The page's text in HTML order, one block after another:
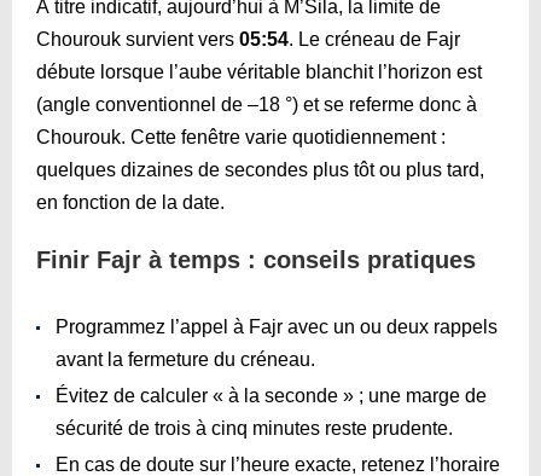
À titre indicatif, aujourd’hui à M’Sila, la limite de
Chourouk survient vers 05:54. Le créneau de Fajr
débute lorsque l’aube véritable blanchit l’horizon est
(angle conventionnel de –18 °) et se referme donc à
Chourouk. Cette fenêtre varie quotidiennement :
quelques dizaines de secondes plus tôt ou plus tard,
en fonction de la date.
Finir Fajr à temps : conseils pratiques
Programmez l’appel à Fajr avec un ou deux rappels
avant la fermeture du créneau.
Évitez de calculer « à la seconde » ; une marge de
sécurité de trois à cinq minutes reste prudente.
En cas de doute sur l’heure exacte, retenez l’horaire